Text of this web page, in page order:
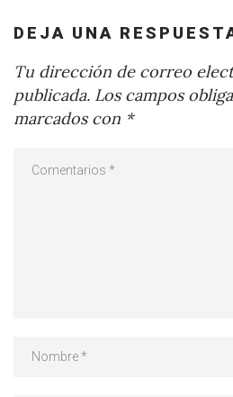
DEJA UNA
Tu dirección de correo
publicada. Los campos
marcados con *